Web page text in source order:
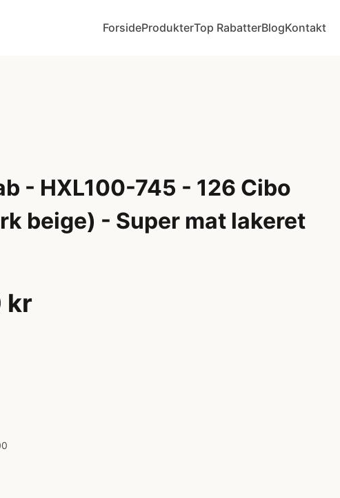
ForsideProdukterTop RabatterBlogKontakt
- HXL100-745 - 126 Cibo
beige) - Super mat lakeret
kr